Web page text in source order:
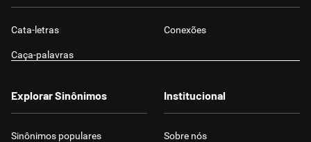
Cata-letras Conexões
Caça-palavras
Explorar Sinônimos
Sinônimos populares
Institucional
Sobre nós